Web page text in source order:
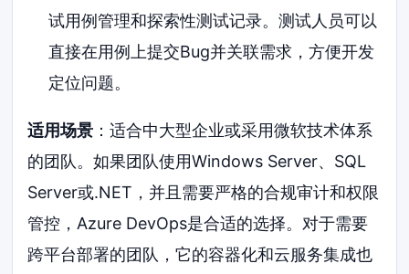
试用例管理和探索性测试记录。测试人员可以
直接在用例上提交Bug并关联需求，方便开发
定位问题。
适用场景 ：适合中大型企业或采用微软技术体系
的团队。如果团队使用Windows Server、SQL
Server或.NET，并且需要严格的合规审计和权限
管控，Azure DevOps是合适的选择。对于需要
跨平台部署的团队，它的容器化和云服务集成也